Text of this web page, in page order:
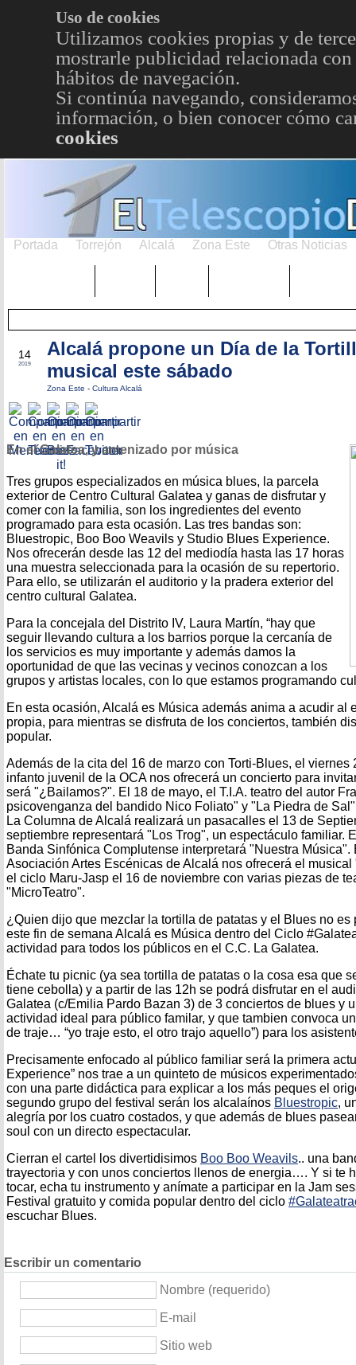
Uso de cookies
Utilizamos cookies propias y de
mostrarle publicidad relacionada
hábitos de navegación.
Si continúa navegando,
información, o bien conocer cómo
cookies
Portada Torrejón Alcalá Zona Este Otras Noticias
14
2019
Alcalá propone un Día de la
musical este sábado
Zona Este - Cultura Alcalá
En el Galatea, y amenizado por música
Tres grupos especializados en música blues, la parcela
exterior de Centro Cultural Galatea y ganas de disfrutar y
comer con la familia, son los ingredientes del evento
programado para esta ocasión. Las tres bandas son:
Bluestropic, Boo Boo Weavils y Studio Blues Experience.
Nos ofrecerán desde las 12 del mediodía hasta las 17 horas
una muestra seleccionada para la ocasión de su repertorio.
Para ello, se utilizarán el auditorio y la pradera exterior del
centro cultural Galatea.
Para la concejala del Distrito IV, Laura Martín, “hay que
seguir llevando cultura a los barrios porque la cercanía de
los servicios es muy importante y además damos la
oportunidad de que las vecinas y vecinos conozcan a los
grupos y artistas locales, con lo que estamos programando
En esta ocasión, Alcalá es Música además anima a acudir al
propia, para mientras se disfruta de los conciertos, también
popular.
Además de la cita del 16 de marzo con Torti-Blues, el viernes
infanto juvenil de la OCA nos ofrecerá un concierto para
será "¿Bailamos?". El 18 de mayo, el T.I.A. teatro del autor
psicovenganza del bandido Nico Foliato" y "La Piedra de
La Columna de Alcalá realizará un pasacalles el 13 de
septiembre representará "Los Trog", un espectáculo familiar.
Banda Sinfónica Complutense interpretará "Nuestra Música".
Asociación Artes Escénicas de Alcalá nos ofrecerá el
el ciclo Maru-Jasp el 16 de noviembre con varias piezas de
"MicroTeatro".
¿Quien dijo que mezclar la tortilla de patatas y el Blues no
este fin de semana Alcalá es Música dentro del Ciclo
actividad para todos los públicos en el C.C. La Galatea.
Échate tu picnic (ya sea tortilla de patatas o la cosa esa que
tiene cebolla) y a partir de las 12h se podrá disfrutar en el
Galatea (c/Emilia Pardo Bazan 3) de 3 conciertos de blues y
actividad ideal para público familar, y que tambien convoca
de traje… “yo traje esto, el otro trajo aquello”) para los
Precisamente enfocado al público familiar será la primera
Experience” nos trae a un quinteto de músicos
con una parte didáctica para explicar a los más peques el
segundo grupo del festival serán los alcalaínos Bluestropic,
alegría por los cuatro costados, y que además de blues
soul con un directo espectacular.
Cierran el cartel los divertidisimos Boo Boo Weavils.. una
trayectoria y con unos conciertos llenos de energia…. Y si te
tocar, echa tu instrumento y anímate a participar en la Jam
Festival gratuito y comida popular dentro del ciclo
escuchar Blues.
Escribir un comentario
Nombre (requerido)
E-mail
Sitio web